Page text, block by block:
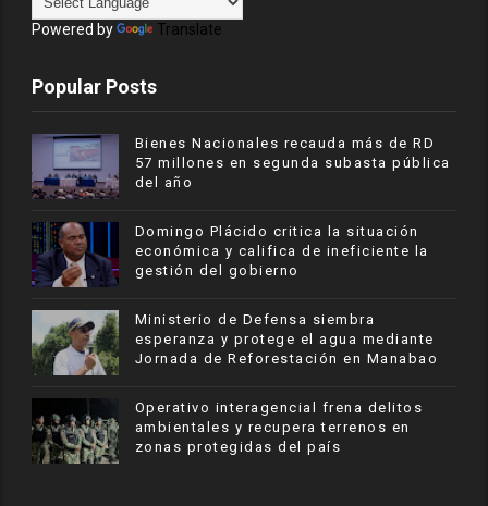
Powered by Translate
Popular Posts
Bienes Nacionales recauda más de RD
57 millones en segunda subasta pública
del año
​Domingo Plácido critica la situación
económica y califica de ineficiente la
gestión del gobierno
Ministerio de Defensa siembra
esperanza y protege el agua mediante
Jornada de Reforestación en Manabao
Operativo interagencial frena delitos
ambientales y recupera terrenos en
zonas protegidas del país